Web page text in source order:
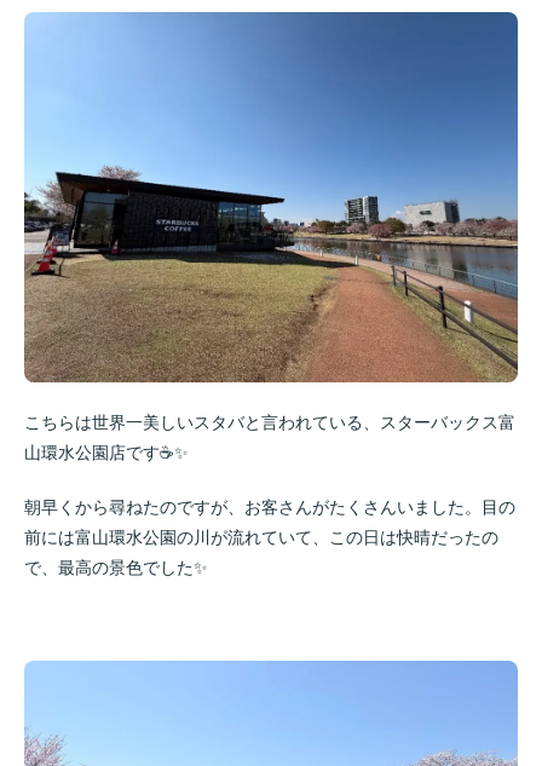
こちらは世界一美しいスタバと言われている、スターバックス富
山環水公園店です☕✨
朝早くから尋ねたのですが、お客さんがたくさんいました。目の
前には富山環水公園の川が流れていて、この日は快晴だったの
で、最高の景色でした✨